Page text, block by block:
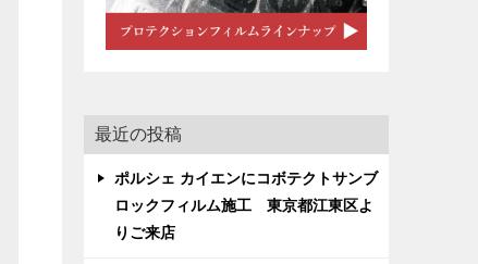
最近の投稿
ポルシェ カイエンにコボテクトサンブ
ロックフィルム施工 東京都江東区よ
りご来店